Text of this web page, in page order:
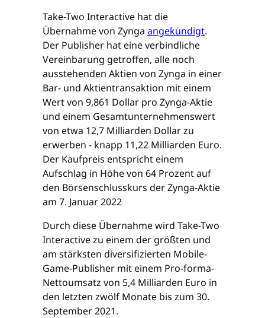
Take-Two Interactive hat die
Übernahme von Zynga angekündigt.
Der Publisher hat eine verbindliche
Vereinbarung getroffen, alle noch
ausstehenden Aktien von Zynga in einer
Bar- und Aktientransaktion mit einem
Wert von 9,861 Dollar pro Zynga-Aktie
und einem Gesamtunternehmenswert
von etwa 12,7 Milliarden Dollar zu
erwerben - knapp 11,22 Milliarden Euro.
Der Kaufpreis entspricht einem
Aufschlag in Höhe von 64 Prozent auf
den Börsenschlusskurs der Zynga-Aktie
am 7. Januar 2022
Durch diese Übernahme wird Take-Two
Interactive zu einem der größten und
am stärksten diversifizierten Mobile-
Game-Publisher mit einem Pro-forma-
Nettoumsatz von 5,4 Milliarden Euro in
den letzten zwölf Monate bis zum 30.
September 2021.